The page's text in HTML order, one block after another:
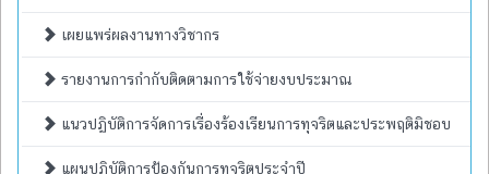
เผยแพร่ผลงานทางวิชากร
รายงานการกำกับติดตามการใช้จ่ายงบประมาณ
แนวปฏิบัติการจัดการเรื่องร้องเรียนการทุจริตและประพฤติมิชอบ
แผนปฏิบัติการป้องกันการทุจริตประจำปี